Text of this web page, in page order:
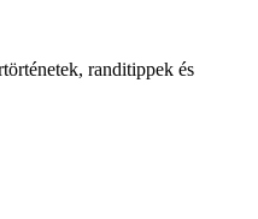
randitippek és